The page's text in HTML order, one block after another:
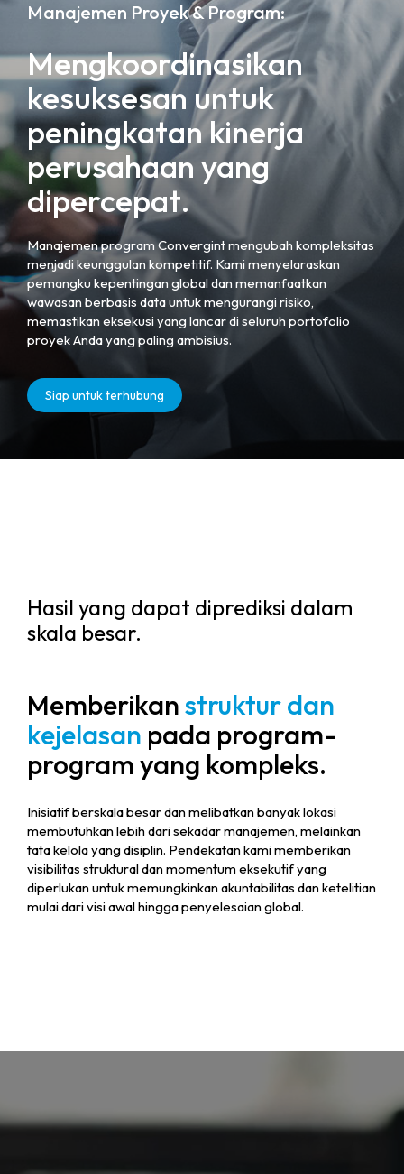
Manajemen Proyek & Program:
Mengkoordinasikan
kesuksesan untuk
peningkatan kinerja
perusahaan yang
dipercepat.
Manajemen program Convergint mengubah kompleksitas
menjadi keunggulan kompetitif. Kami menyelaraskan
pemangku kepentingan global dan memanfaatkan
wawasan berbasis data untuk mengurangi risiko,
memastikan eksekusi yang lancar di seluruh portofolio
proyek Anda yang paling ambisius.
Siap untuk terhubung
Hasil yang dapat diprediksi dalam
skala besar.
Memberikanstruktur dan
kejelasan pada program-
program yang kompleks.
Inisiatif berskala besar dan melibatkan banyak lokasi
membutuhkan lebih dari sekadar manajemen, melainkan
tata kelola yang disiplin. Pendekatan kami memberikan
visibilitas struktural dan momentum eksekutif yang
diperlukan untuk memungkinkan akuntabilitas dan ketelitian
mulai dari visi awal hingga penyelesaian global.